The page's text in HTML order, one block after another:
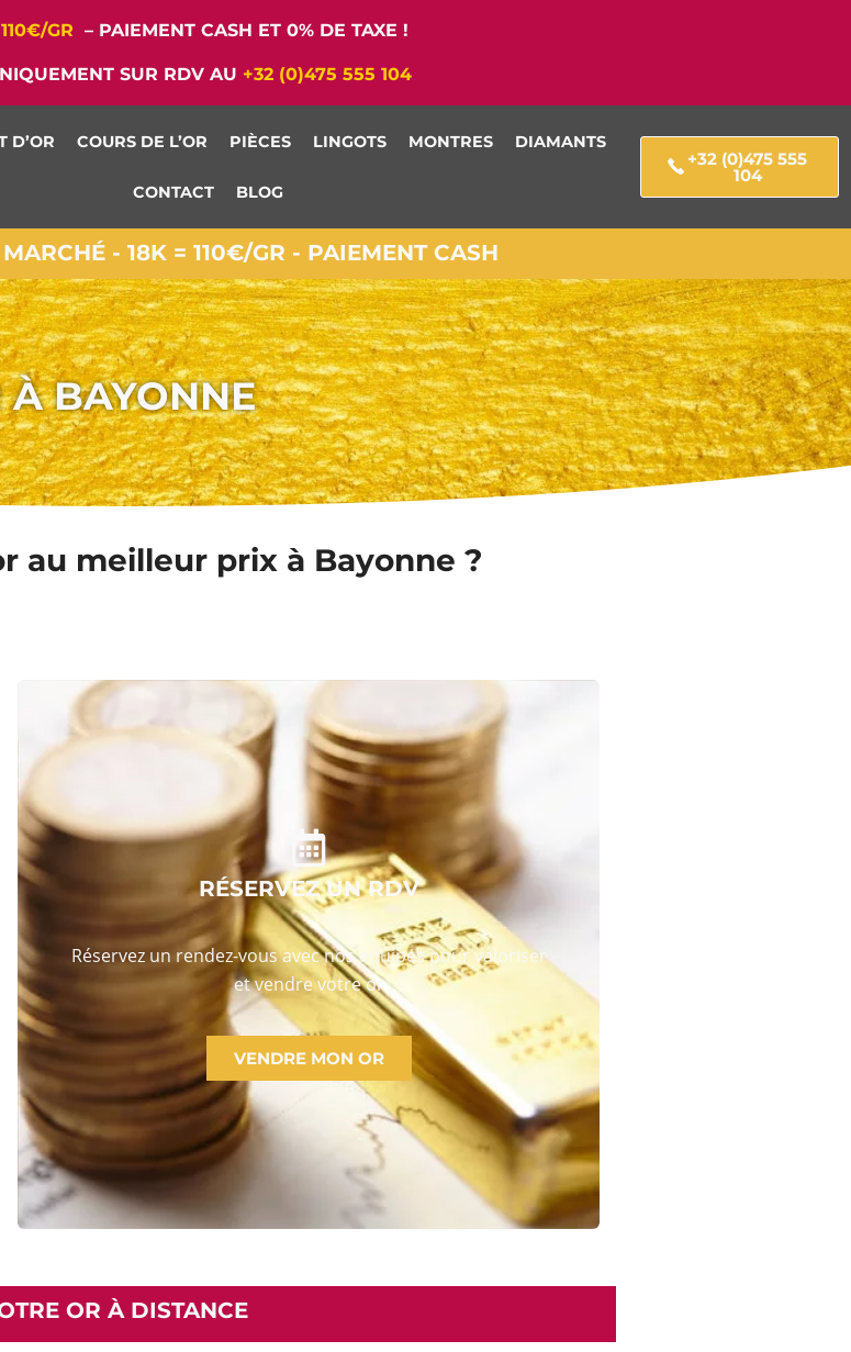
GR – PAIEMENT CASH ET 0% DE TAXE !
SUR RDV AU +32 (0)475 555 104
D’OR COURS DE L’OR PIÈCES LINGOTS MONTRES DIAMANTS
CONTACT BLOG
+32 (0)475 555
104
- 18K = 110€/GR - PAIEMENT CASH
À BAYONNE
au meilleur prix à Bayonne ?
RÉSERVEZ UN RDV
Réservez un rendez-vous avec nos équipes pour valoriser
et vendre votre or
VENDRE MON OR
OR À DISTANCE